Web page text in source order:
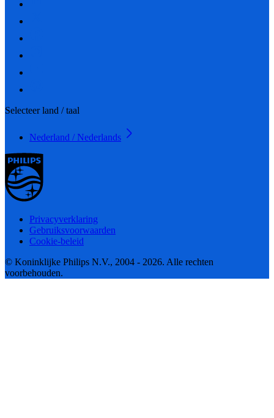
Selecteer land / taal
Nederland / Nederlands
Privacyverklaring
Gebruiksvoorwaarden
Cookie-beleid
© Koninklijke Philips N.V., 2004 - 2026. Alle rechten
voorbehouden.